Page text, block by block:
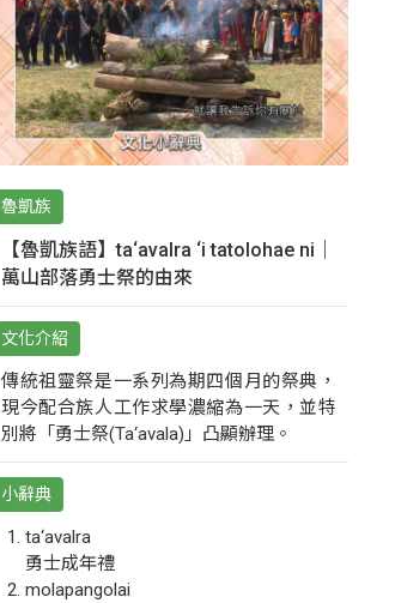
魯凱族
【魯凱族語】ta‘avalra ‘i tatolohae ni｜
萬山部落勇士祭的由來
文化介紹
傳統祖靈祭是一系列為期四個月的祭典，
現今配合族人工作求學濃縮為一天，並特
別將「勇士祭(Ta‘avala)」凸顯辦理。
小辭典
ta‘avalra
勇士成年禮
molapangolai